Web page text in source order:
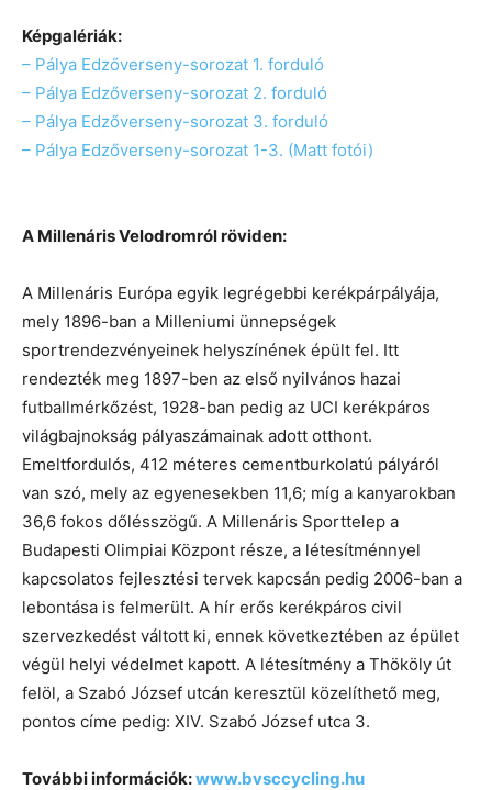
Képgalériák:
– Pálya Edzőverseny-sorozat 1. forduló
– Pálya Edzőverseny-sorozat 2. forduló
– Pálya Edzőverseny-sorozat 3. forduló
– Pálya Edzőverseny-sorozat 1-3. (Matt fotói)
A Millenáris Velodromról röviden:
A Millenáris Európa egyik legrégebbi kerékpárpályája,
mely 1896-ban a Milleniumi ünnepségek
sportrendezvényeinek helyszínének épült fel. Itt
rendezték meg 1897-ben az első nyilvános hazai
futballmérkőzést, 1928-ban pedig az UCI kerékpáros
világbajnokság pályaszámainak adott otthont.
Emeltfordulós, 412 méteres cementburkolatú pályáról
van szó, mely az egyenesekben 11,6; míg a kanyarokban
36,6 fokos dőlésszögű. A Millenáris Sporttelep a
Budapesti Olimpiai Központ része, a létesítménnyel
kapcsolatos fejlesztési tervek kapcsán pedig 2006-ban a
lebontása is felmerült. A hír erős kerékpáros civil
szervezkedést váltott ki, ennek következtében az épület
végül helyi védelmet kapott. A létesítmény a Thököly út
felöl, a Szabó József utcán keresztül közelíthető meg,
pontos címe pedig: XIV. Szabó József utca 3.
További információk:www.bvsccycling.hu